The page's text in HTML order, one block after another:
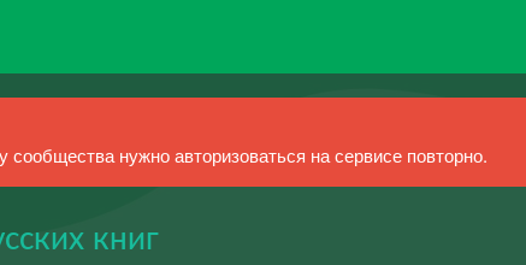
нужно авторизоваться на сервисе повторно.
книг